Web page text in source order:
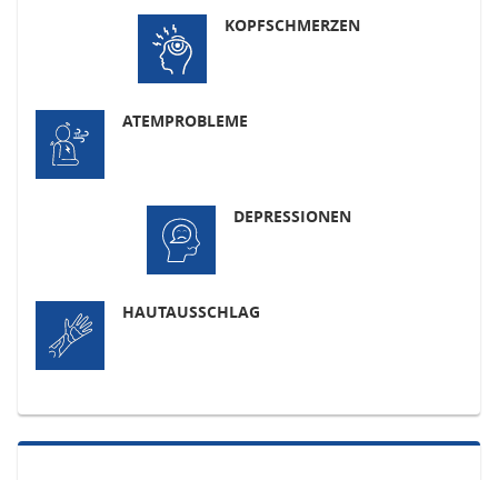
KOPFSCHMERZEN
ATEMPROBLEME
DEPRESSIONEN
HAUTAUSSCHLAG